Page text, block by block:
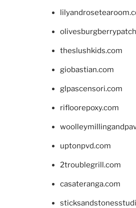
theslushkids.com
giobastian.com
glpascensori.com
rifloorepoxy.com
uptonpvd.com
2troublegrill.com
casateranga.com